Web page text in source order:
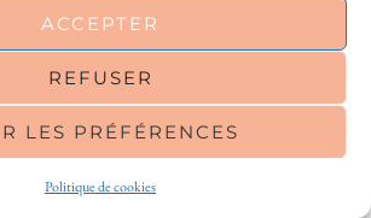
cookies to deliver its services
of cookies. Learn more
OK
ACCEPTER
REFUSER
LES PRÉFÉRENCES
Politique de cookies